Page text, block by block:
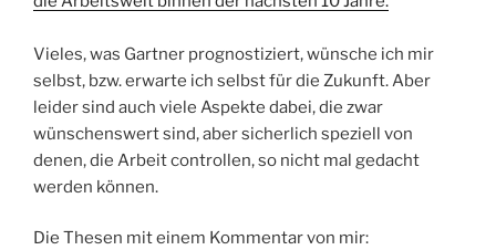
Vieles, was Gartner prognostiziert, wünsche ich mir
selbst, bzw. erwarte ich selbst für die Zukunft. Aber
leider sind auch viele Aspekte dabei, die zwar
wünschenswert sind, aber sicherlich speziell von
denen, die Arbeit controllen, so nicht mal gedacht
werden können.
Die Thesen mit einem Kommentar von mir: